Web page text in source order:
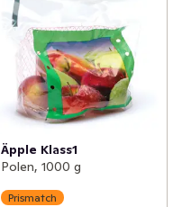
Äpple Klass1
Polen, 1000 g
Prismatch